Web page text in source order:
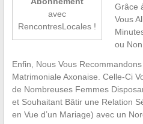
avec
RencontresLocales !
Grâce
Vous
ou
Enfin, Nous Vous
Matrimoniale Axonaise. Celle-Ci
de Nombreuses Femmes
et Souhaitant Bâtir une Relation
en Vue d’un Mariage) avec un